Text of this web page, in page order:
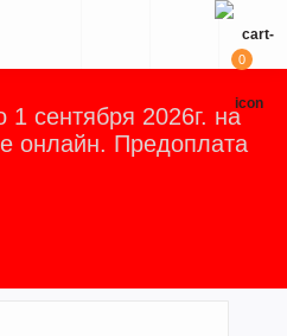
сентября 2026г. на
онлайн. Предоплата
0